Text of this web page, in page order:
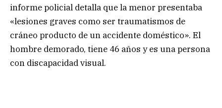
informe policial detalla que la menor presentaba
«lesiones graves como ser traumatismos de
cráneo producto de un accidente doméstico». El
hombre demorado, tiene 46 años y es una persona
con discapacidad visual.